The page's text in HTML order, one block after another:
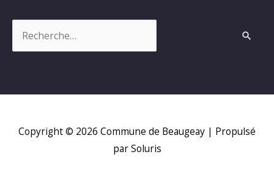
Copyright © 2026 Commune de Beaugeay | Propulsé
par Soluris